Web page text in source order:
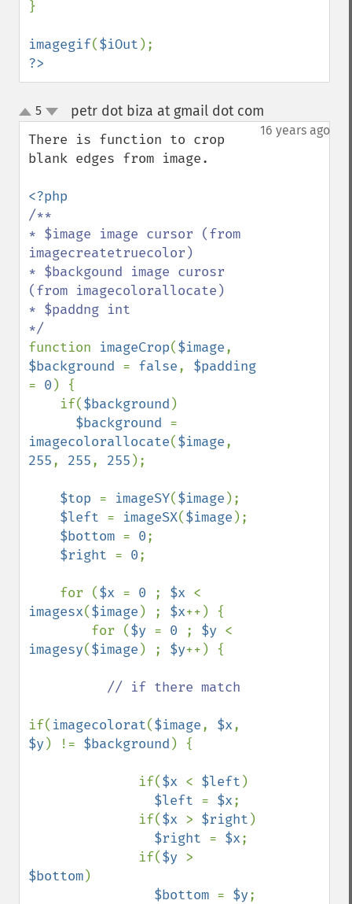
}
imagegif($iOut
?>
up
down
5 petr dot biza at gmail dot com
16 years ago
There is function to crop
blank edges from image.
/**
* $image image cursor (from
imagecreatetruecolor)
* $backgound image curosr
(from imagecolorallocate)
* $paddng int
function imageCrop($image
$background = false,
= 0 ) {
    if(
$background )
$background
imagecolorallocate($image
255, 255, 255 );
$top = imageSY($image );
$left = imageSX($image );
$bottom = 0;
$right = 0;
    for (
$x = 0 ; $x
imagesx($image ) ; $x++) {
        for (
$y = 0 ; $y
imagesy($image ) ; $y++) {
// if there match
if( imagecolorat($image, $x
$y ) != $background ) {
              if(
$x < $left )
$left = $x;
              if(
$x > $right )
$right = $x;
              if(
$y
$bottom)
$bottom = $y;